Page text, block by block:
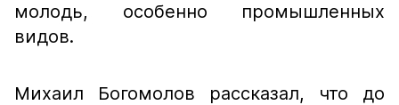
молодь, особенно промышленных
видов.
Михаил Богомолов рассказал, что до